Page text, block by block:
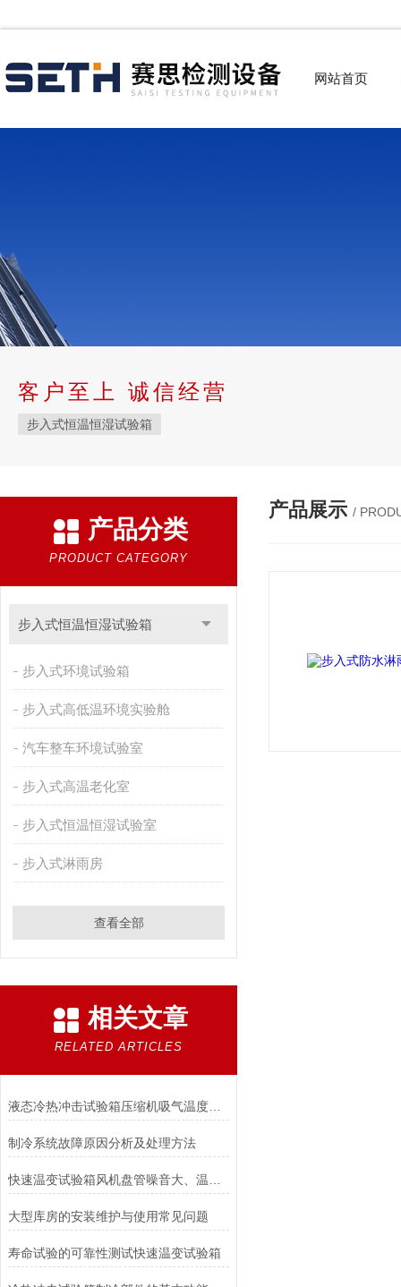
网站首页
客户至上 诚信经营
步入式恒温恒湿试验箱
产品分类
PRODUCT CATEGORY
步入式恒温恒湿试验箱
步入式环境试验箱
步入式高低温环境实验舱
汽车整车环境试验室
步入式高温老化室
步入式恒温恒湿试验室
步入式淋雨房
查看全部
相关文章
RELATED ARTICLES
液态冷热冲击试验箱压缩机吸气温度、排气温度、排气压力不正常，怎么办？
制冷系统故障原因分析及处理方法
大型库房的安装维护与使用常见问题
寿命试验的可靠性测试快速温变试验箱
产品展示 /